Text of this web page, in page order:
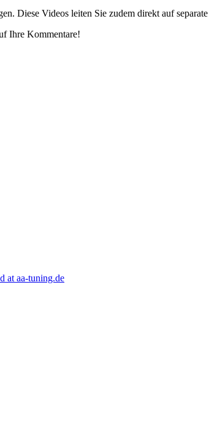
Diese Videos leiten Sie zudem direkt auf
Ihre Kommentare!
at aa-tuning.de